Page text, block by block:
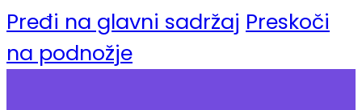
Pređi na glavni sadržaj Preskoči
na podnožje